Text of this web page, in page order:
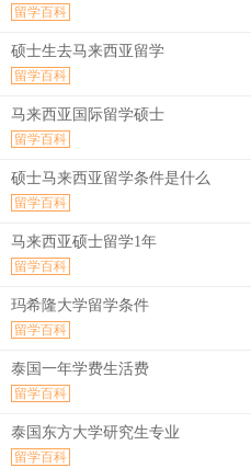
留学百科
硕士生去马来西亚留学
留学百科
马来西亚国际留学硕士
留学百科
硕士马来西亚留学条件是什么
留学百科
马来西亚硕士留学1年
留学百科
玛希隆大学留学条件
留学百科
泰国一年学费生活费
留学百科
泰国东方大学研究生专业
留学百科